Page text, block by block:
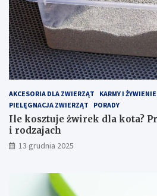
h
–
j
a
k
z
o
p
t
y
m
a
l
k
p
o
c
e
n
a
c
h
i
r
o
d
AKCESORIA DLA ZWIERZĄT KARMY I ŻYWIENIE
PIELĘGNACJA ZWIERZĄT
PORADY
Ile kosztuje żwirek dla kota?
i rodzajach
13 grudnia 2025